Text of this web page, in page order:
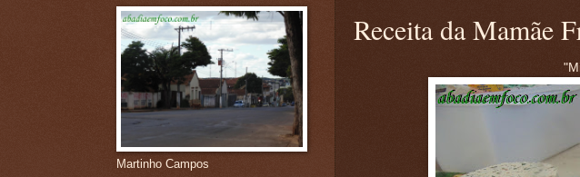
Receita da Mamãe
Martinho Campos